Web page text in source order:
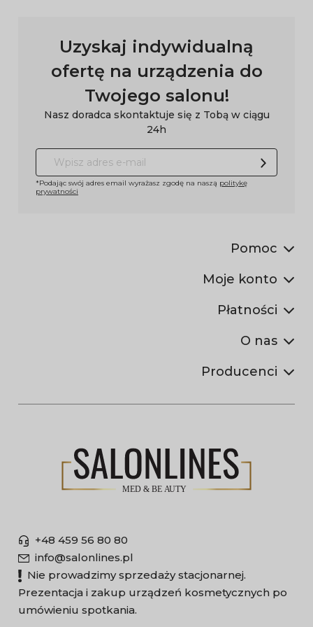
Uzyskaj indywidualną
ofertę na urządzenia do
Twojego salonu!
Nasz doradca skontaktuje się z Tobą w ciągu
24h
*Podając swój adres email wyrażasz zgodę na naszą politykę
prywatności
Pomoc
Moje konto
Płatności
O nas
Producenci
+48 459 56 80 80
info@salonlines.pl
Nie prowadzimy sprzedaży stacjonarnej.
Prezentacja i zakup urządzeń kosmetycznych po
umówieniu spotkania.